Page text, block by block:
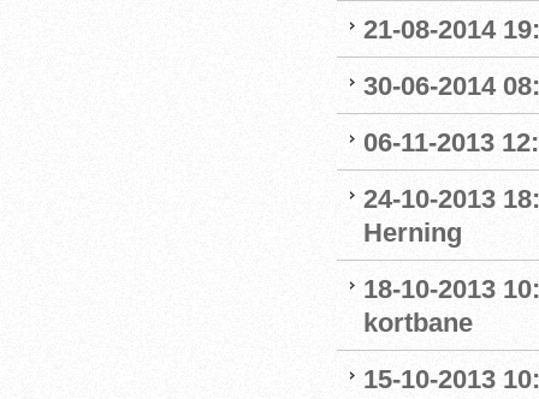
21-08-2014
30-06-2014
06-11-2013
24-10-2013
Herning
18-10-2013
kortbane
15-10-2013